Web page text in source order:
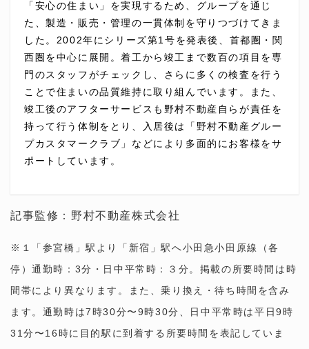
「安心の住まい」を実現するため、グループを通じ
た、製造・販売・管理の一貫体制を守りつづけてきま
した。2002年にシリーズ第1号を発表後、首都圏・関
西圏を中心に展開。着工から竣工まで数百の項目を専
門のスタッフがチェックし、さらに多くの検査を行う
ことで住まいの品質維持に取り組んでいます。また、
竣工後のアフターサービスも野村不動産自らが責任を
持って行う体制をとり、入居後は「野村不動産グルー
プカスタマークラブ」などにより多面的にお客様をサ
ポートしています。
記事監修：野村不動産株式会社
※１「参宮橋」駅より「新宿」駅へ小田急小田原線（各
停）通勤時：3分・日中平常時：３分。掲載の所要時間は時
間帯により異なります。また、乗り換え・待ち時間を含み
ます。通勤時は7時30分〜9時30分、日中平常時は平日9時
31分〜16時に目的駅に到着する所要時間を表記していま